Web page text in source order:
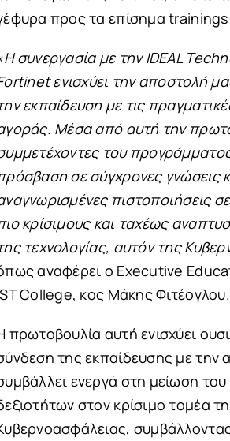
προς τα επίσημα
Η συνεργασία με την IDEAL
ενισχύει την αποστολή
εκπαίδευση με τις
Μέσα από αυτή την
του
σε σύγχρονες γνώσεις
πιστοποιήσεις
κρίσιμους και ταχέως
τεχνολογίας, αυτόν της
αναφέρει ο Executive
College, κος Μάκης Φιτέογλου.
πρωτοβουλία αυτή ενισχύει
της εκπαίδευσης με την
ενεργά στη μείωση
στον κρίσιμο τομέα